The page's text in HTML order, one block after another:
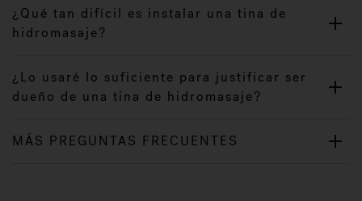
¿Qué tan difícil es instalar una tina de
hidromasaje?
¿Lo usaré lo suficiente para justificar ser
dueño de una tina de hidromasaje?
MÁS PREGUNTAS FRECUENTES